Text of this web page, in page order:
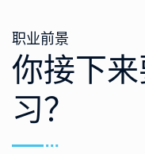
职业前景
你接下
习？